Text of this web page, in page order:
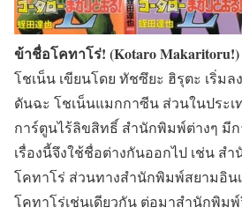
ข้าชื่อโคทาโร่! (Kotaro Makaritoru!)
โชเน็น เขียนโดย ทัชซึยะ ฮิรุตะ เริ่ม
ดันฉะ โชเน็นแมกกาซีน ส่วนในประเ
การ์ตูนไร้ลิขสิทธิ์ สำนักพิมพ์ต่างๆ มี
เรื่องนี้จึงใช้ชื่อต่างกันออกไป เช่น ส
โคทาโร่ ส่วนทางสำนักพิมพ์สยามอิน
โคทาโร่เช่นเดียวกัน ต่อมาสำนักพิม